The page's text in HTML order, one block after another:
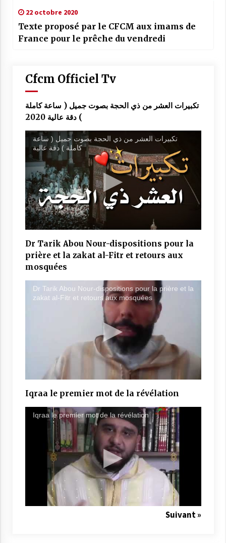
22 octobre 2020
Texte proposé par le CFCM aux imams de
France pour le prêche du vendredi
Cfcm Officiel Tv
تكبيرات العشر من ذي الحجة بصوت جميل ( ساعة كاملة
) دقة عالية 2020
تكبيرات العشر من ذي الحجة بصوت جميل ( ساعة
كاملة ) دقة عالية
Dr Tarik Abou Nour-dispositions pour la
prière et la zakat al-Fitr et retours aux
mosquées
Dr Tarik Abou Nour-dispositions pour la prière et la
zakat al-Fitr et retours aux mosquées
Iqraa le premier mot de la révélation
Iqraa le premier mot de la révélation
Suivant »